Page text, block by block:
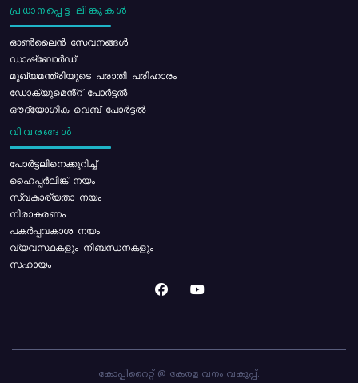
പ്രധാനപ്പെട്ട ലിങ്കുകൾ
ഓൺലൈൻ സേവനങ്ങൾ
ഡാഷ്ബോർഡ്
മുഖ്യമന്ത്രിയുടെ പരാതി പരിഹാരം
ഡോക്യുമെൻ്റ് പോർട്ടൽ
ഔദ്യോഗിക വെബ് പോർട്ടൽ
വിവരങ്ങൾ
പോര്‍ട്ടലിനെക്കുറിച്ച്
ഹൈപ്പർലിങ്ക് നയം
സ്വകാര്യതാ നയം
നിരാകരണം
പകർപ്പവകാശ നയം
വ്യവസ്ഥകളും നിബന്ധനകളും
സഹായം
കോപ്പിറൈറ്റ് @ കേരള വനം വകുപ്പ്.